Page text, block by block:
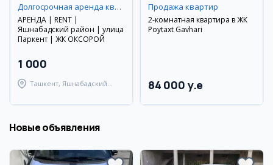
Долгосрочная аренда квартир
АРЕНДА | RENT |
Яшнабадский район | улица
Паркент | ЖК ОКСОРОЙ
1 000
Ташкент, Яшнабадский
Продажа квартир
2-комнатная квартира в ЖК
Poytaxt Gavhari
84 000 y.e
Новые объявления